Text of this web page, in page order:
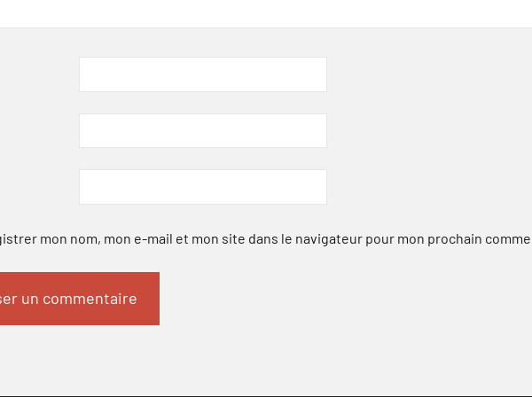
mon nom, mon e-mail et mon site dans le navigateur pour mon prochain